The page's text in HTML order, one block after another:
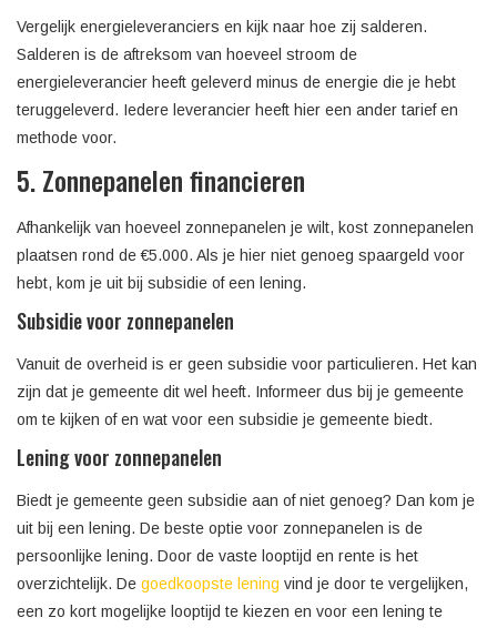
Vergelijk energieleveranciers en kijk naar hoe zij salderen.
Salderen is de aftreksom van hoeveel stroom de
energieleverancier heeft geleverd minus de energie die je hebt
teruggeleverd. Iedere leverancier heeft hier een ander tarief en
methode voor.
5. Zonnepanelen financieren
Afhankelijk van hoeveel zonnepanelen je wilt, kost zonnepanelen
plaatsen rond de €5.000. Als je hier niet genoeg spaargeld voor
hebt, kom je uit bij subsidie of een lening.
Subsidie voor zonnepanelen
Vanuit de overheid is er geen subsidie voor particulieren. Het kan
zijn dat je gemeente dit wel heeft. Informeer dus bij je gemeente
om te kijken of en wat voor een subsidie je gemeente biedt.
Lening voor zonnepanelen
Biedt je gemeente geen subsidie aan of niet genoeg? Dan kom je
uit bij een lening. De beste optie voor zonnepanelen is de
persoonlijke lening. Door de vaste looptijd en rente is het
overzichtelijk. De goedkoopste lening vind je door te vergelijken,
een zo kort mogelijke looptijd te kiezen en voor een lening te